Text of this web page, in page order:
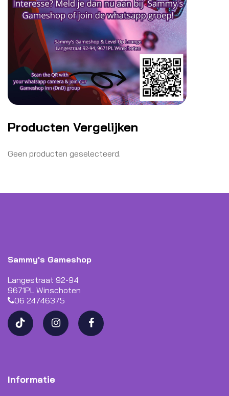
Producten Vergelijken
Geen producten geselecteerd.
Sammy's Gameshop
Langestraat 92-94
9671PL Winschoten
06 24746375
Informatie